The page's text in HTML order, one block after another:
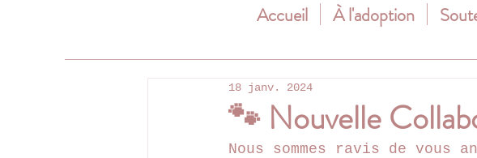
Accueil À l'adoption
🐾 Nouvelle
18 janv. 2024
Nous sommes ravis de vous